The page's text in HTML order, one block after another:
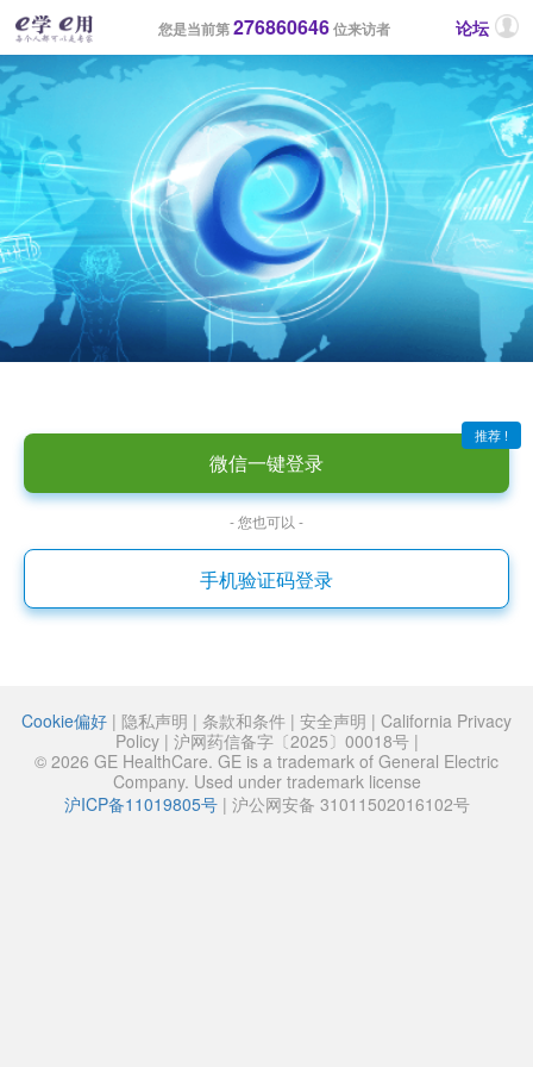
您是当前第276860646位来访者 论坛
推荐 !
微信一键登录
- 您也可以 -
手机验证码登录
Cookie偏好 | 隐私声明 | 条款和条件 | 安全声明 | California Privacy
Policy| 沪网药信备字〔2025〕00018号|
© 2026 GE HealthCare. GE is a trademark of General Electric
Company. Used under trademark license
沪ICP备11019805号| 沪公网安备 31011502016102号